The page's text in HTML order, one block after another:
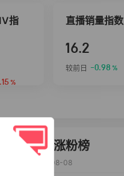
指
%
直播销量指数
16.2
较前日 -0.98 %
达人涨粉榜
2026-08-08